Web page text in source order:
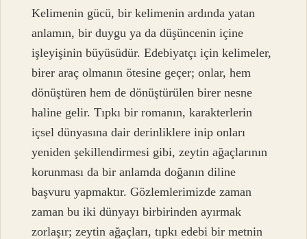
Kelimenin gücü, bir kelimenin ardında yatan
anlamın, bir duygu ya da düşüncenin içine
işleyişinin büyüsüdür. Edebiyatçı için kelimeler,
birer araç olmanın ötesine geçer; onlar, hem
dönüştüren hem de dönüştürülen birer nesne
haline gelir. Tıpkı bir romanın, karakterlerin
içsel dünyasına dair derinliklere inip onları
yeniden şekillendirmesi gibi, zeytin ağaçlarının
korunması da bir anlamda doğanın diline
başvuru yapmaktır. Gözlemlerimizde zaman
zaman bu iki dünyayı birbirinden ayırmak
zorlaşır; zeytin ağaçları, tıpkı edebi bir metnin